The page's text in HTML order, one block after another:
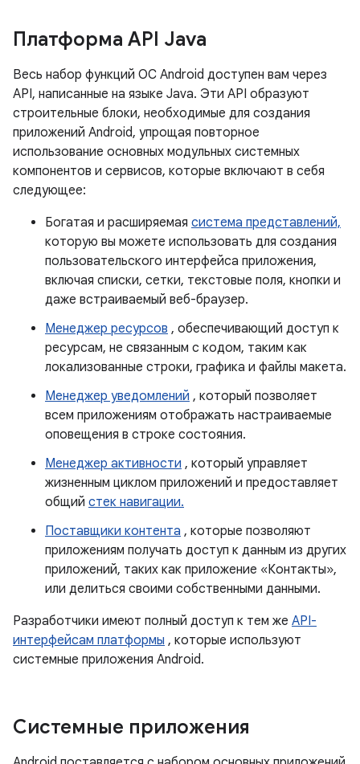
Платформа API Java
Весь набор функций ОС Android доступен вам через
API, написанные на языке Java. Эти API образуют
строительные блоки, необходимые для создания
приложений Android, упрощая повторное
использование основных модульных системных
компонентов и сервисов, которые включают в себя
следующее:
Богатая и расширяемая система представлений,
которую вы можете использовать для создания
пользовательского интерфейса приложения,
включая списки, сетки, текстовые поля, кнопки и
даже встраиваемый веб-браузер.
Менеджер ресурсов , обеспечивающий доступ к
ресурсам, не связанным с кодом, таким как
локализованные строки, графика и файлы макета.
Менеджер уведомлений , который позволяет
всем приложениям отображать настраиваемые
оповещения в строке состояния.
Менеджер активности , который управляет
жизненным циклом приложений и предоставляет
общий стек навигации.
Поставщики контента , которые позволяют
приложениям получать доступ к данным из других
приложений, таких как приложение «Контакты»,
или делиться своими собственными данными.
Разработчики имеют полный доступ к тем же API-
интерфейсам платформы , которые используют
системные приложения Android.
Системные приложения